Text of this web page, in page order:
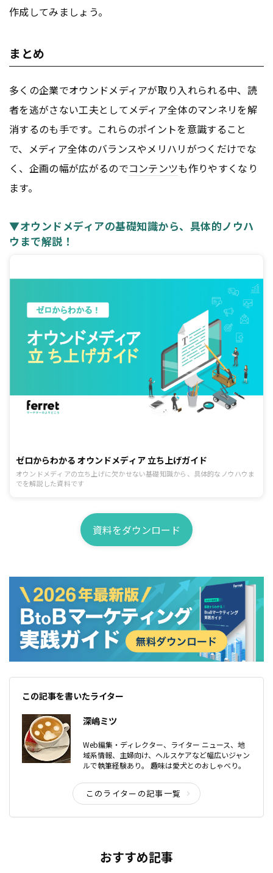
作成してみましょう。
まとめ
多くの企業でオウンドメディアが取り入れられる中、読
者を逃がさない工夫としてメディア全体のマンネリを解
消するのも手です。これらのポイントを意識すること
で、メディア全体のバランスやメリハリがつくだけでな
く、企画の幅が広がるのでコンテンツも作りやすくなり
ます。
▼オウンドメディアの基礎知識から、具体的ノウハ
ウまで解説！
ゼロからわかる オウンドメディア 立ち上げガイド
オウンドメディアの立ち上げに欠かせない基礎知識から、具体的なノウハウま
でを解説した資料です
資料をダウンロード
この記事を書いたライター
深嶋ミツ
Web編集・ディレクター、ライター ニュース、地
域系情報、主婦向け、ヘルスケアなど幅広いジャン
ルで執筆経験あり。 趣味は愛犬とのおしゃべり。
このライターの記事一覧
おすすめ記事